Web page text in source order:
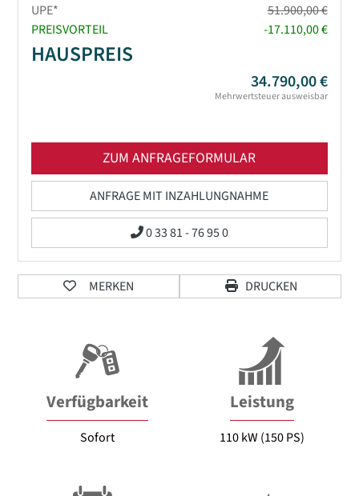
UPE*
51.900,00 €
PREISVORTEIL
-17.110,00 €
HAUSPREIS
34.790,00 €
Mehrwertsteuer ausweisbar
ZUM ANFRAGEFORMULAR
ANFRAGE MIT INZAHLUNGNAHME
0 33 81 - 76 95 0
MERKEN DRUCKEN
Verfügbarkeit
Sofort
Leistung
110 kW (150 PS)